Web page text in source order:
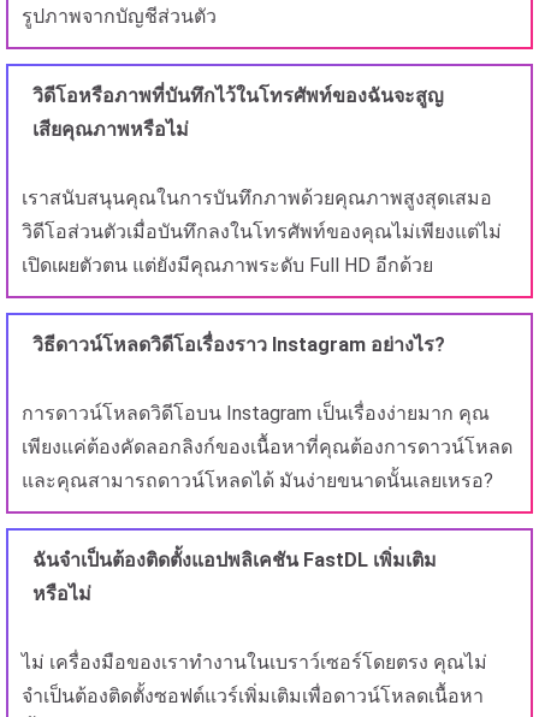
รูปภาพจากบัญชีส่วนตัว
วิดีโอหรือภาพที่บันทึกไว้ในโทรศัพท์ของฉันจะสูญ
เสียคุณภาพหรือไม่
เราสนับสนุนคุณในการบันทึกภาพด้วยคุณภาพสูงสุดเสมอ
วิดีโอส่วนตัวเมื่อบันทึกลงในโทรศัพท์ของคุณไม่เพียงแต่ไม่
เปิดเผยตัวตน แต่ยังมีคุณภาพระดับ Full HD อีกด้วย
วิธีดาวน์โหลดวิดีโอเรื่องราว Instagram อย่างไร?
การดาวน์โหลดวิดีโอบน Instagram เป็นเรื่องง่ายมาก คุณ
เพียงแค่ต้องคัดลอกลิงก์ของเนื้อหาที่คุณต้องการดาวน์โหลด
และคุณสามารถดาวน์โหลดได้ มันง่ายขนาดนั้นเลยเหรอ?
ฉันจำเป็นต้องติดตั้งแอปพลิเคชัน FastDL เพิ่มเติม
หรือไม่
ไม่ เครื่องมือของเราทำงานในเบราว์เซอร์โดยตรง คุณไม่
จำเป็นต้องติดตั้งซอฟต์แวร์เพิ่มเติมเพื่อดาวน์โหลดเนื้อหา